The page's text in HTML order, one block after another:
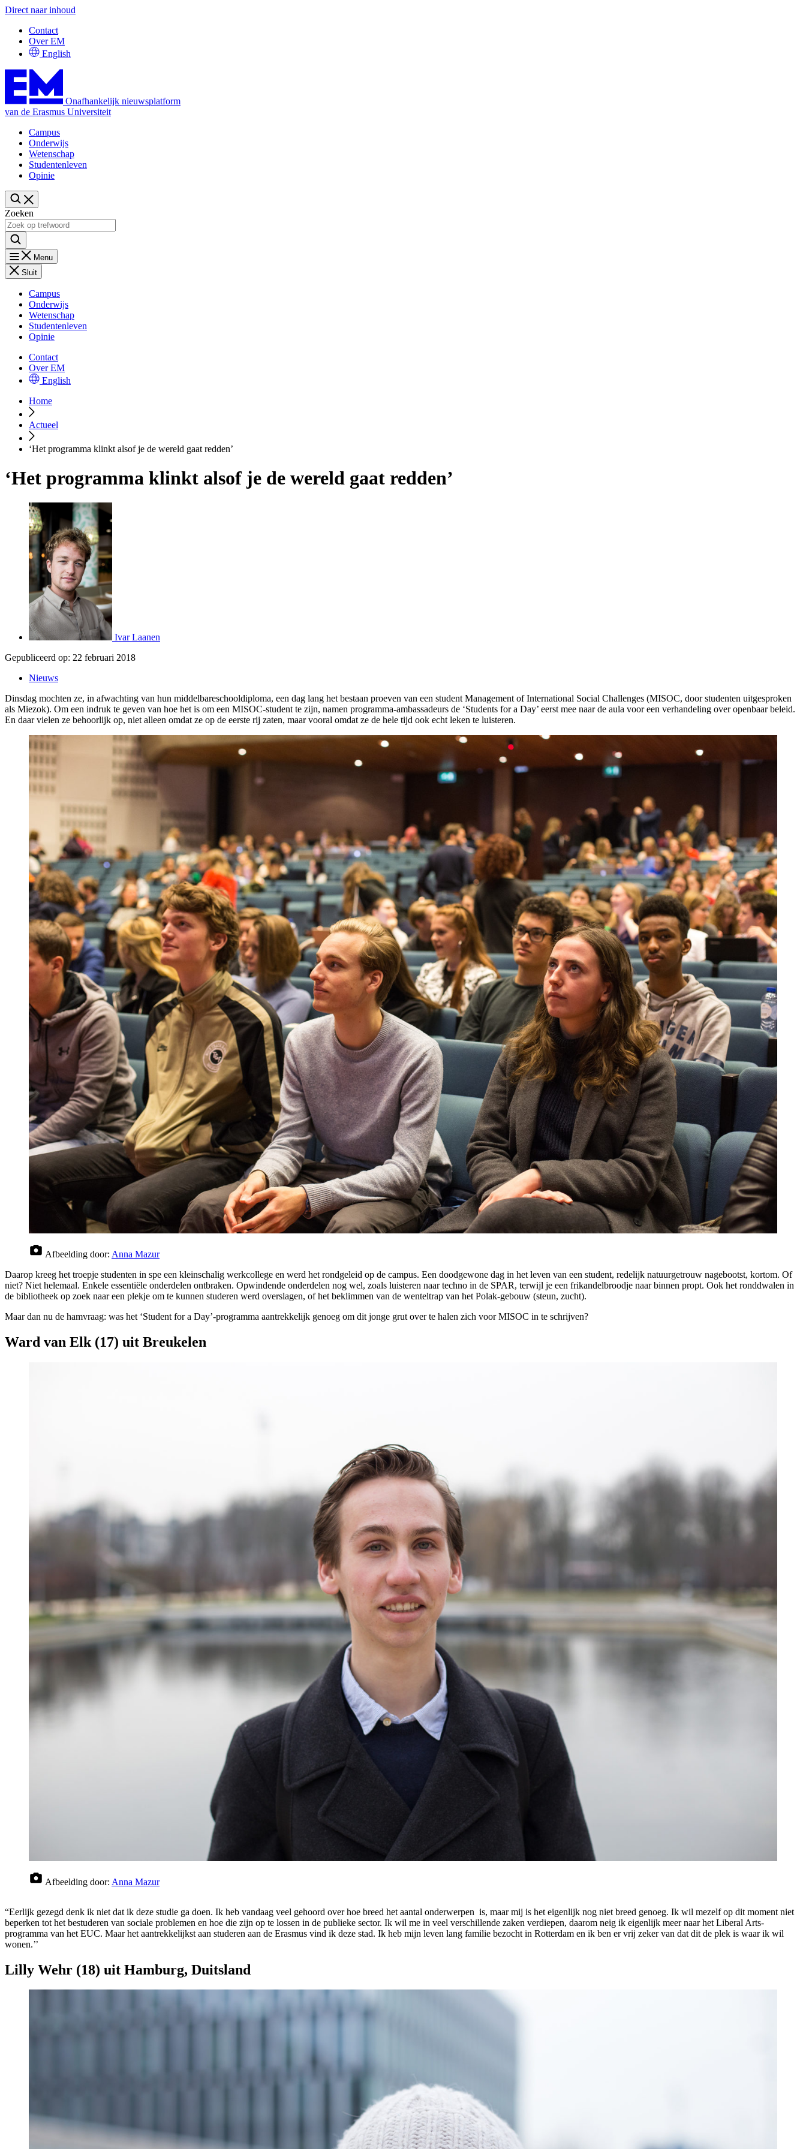
Direct naar inhoud
Contact
Over EM
English
Onafhankelijk nieuwsplatform
van de Erasmus Universiteit
Campus
Onderwijs
Wetenschap
Studentenleven
Opinie
Zoeken
Menu
Sluit
Campus
Onderwijs
Wetenschap
Studentenleven
Opinie
Contact
Over EM
English
Home
Actueel
‘Het programma klinkt alsof je de wereld gaat redden’
‘Het programma klinkt alsof je de wereld gaat redden’
Ivar Laanen
Gepubliceerd op: 22 februari 2018
Nieuws
Dinsdag mochten ze, in afwachting van hun middelbareschooldiploma, een dag lang het bestaan proeven van een student Management of International Social Challenges (MISOC, door studenten uitgesproken
als Miezok). Om een ​​indruk te geven van hoe het is om een ​​MISOC-student te zijn, namen programma-ambassadeurs de ‘Students for a Day’ eerst mee naar de aula voor een verhandeling over openbaar beleid.
En daar vielen ze behoorlijk op, niet alleen omdat ze op de eerste rij zaten, maar vooral omdat ze de hele tijd ook echt leken te luisteren.
Afbeelding door: Anna Mazur
Daarop kreeg het troepje studenten in spe een kleinschalig werkcollege en werd het rondgeleid op de campus. Een doodgewone dag in het leven van een student, redelijk natuurgetrouw nagebootst, kortom. Of
niet? Niet helemaal. Enkele essentiële onderdelen ontbraken. Opwindende onderdelen nog wel, zoals luisteren naar techno in de SPAR, terwijl je een frikandelbroodje naar binnen propt. Ook het ronddwalen in
de bibliotheek op zoek naar een plekje om te kunnen studeren werd overslagen, of het beklimmen van de wenteltrap van het Polak-gebouw (steun, zucht).
Maar dan nu de hamvraag: was het ‘Student for a Day’-programma aantrekkelijk genoeg om dit jonge grut over te halen zich voor MISOC in te schrijven?
Ward van Elk (17) uit Breukelen
Afbeelding door: Anna Mazur
“Eerlijk gezegd denk ik niet dat ik deze studie ga doen. Ik heb vandaag veel gehoord over hoe breed het aantal onderwerpen is, maar mij is het eigenlijk nog niet breed genoeg. Ik wil mezelf op dit moment niet
beperken tot het bestuderen van sociale problemen en hoe die zijn op te lossen in de publieke sector. Ik wil me in veel verschillende zaken verdiepen, daarom neig ik eigenlijk meer naar het Liberal Arts-
programma van het EUC. Maar het aantrekkelijkst aan studeren aan de Erasmus vind ik deze stad. Ik heb mijn leven lang familie bezocht in Rotterdam en ik ben er vrij zeker van dat dit de plek is waar ik wil
wonen.’’
Lilly Wehr (18) uit Hamburg, Duitsland